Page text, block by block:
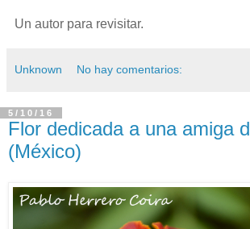
Un autor para revisitar.
Unknown No hay comentarios:
5/10/16
Flor dedicada a una amiga
(México)